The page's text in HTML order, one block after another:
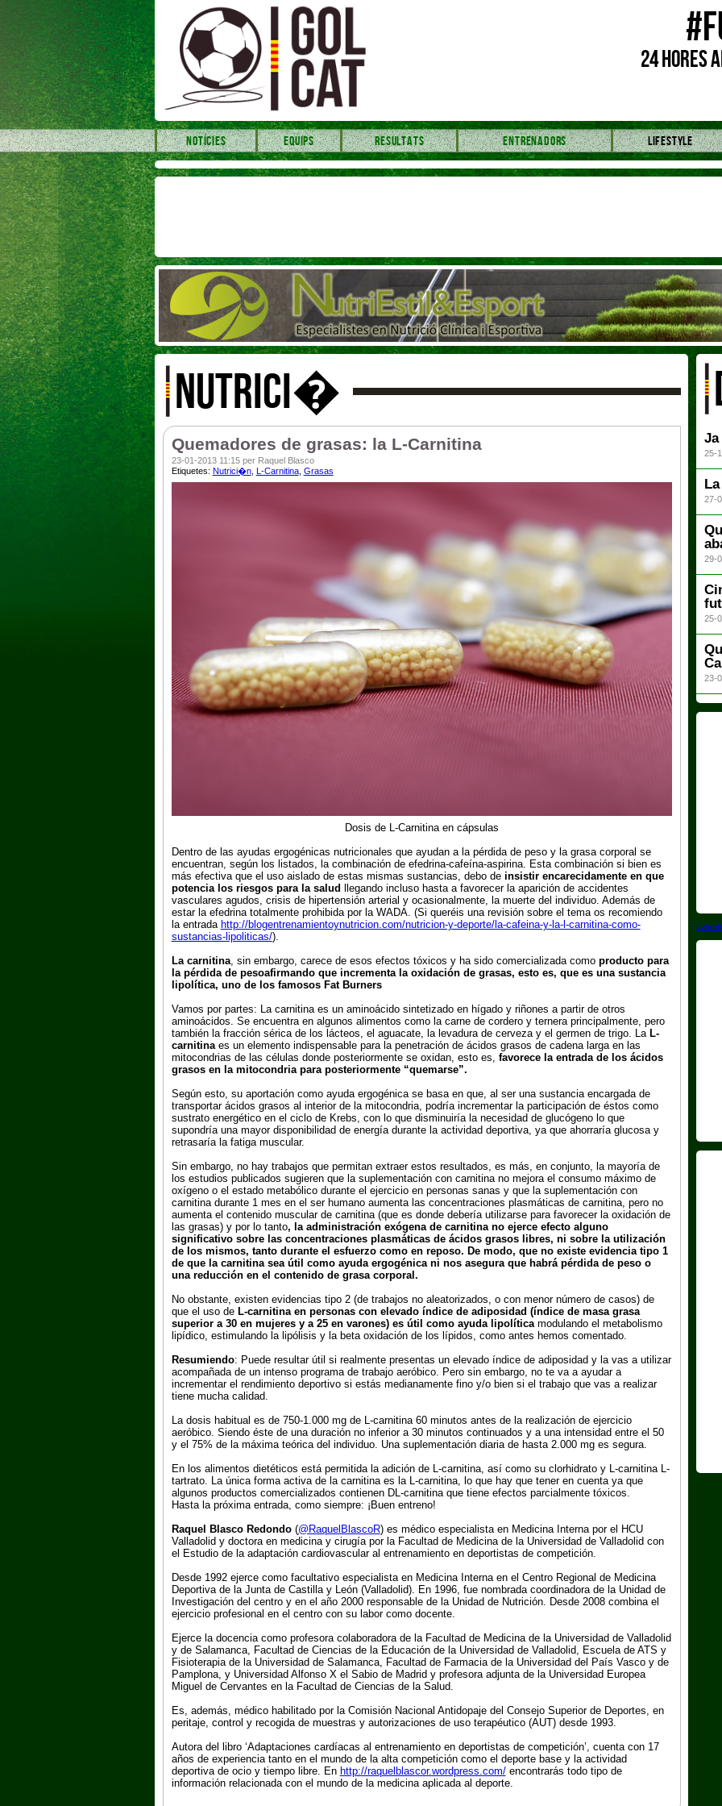
24 HORES
NOTÍCIES EQUIPS RESULTATS ENTRENADORS LIFESTYLE
NUTRICI�
Quemadores de grasas: la L-Carnitina
23-01-2013 11:15 per Raquel Blasco
Etiquetes: Nutrici�n, L-Carnitina, Grasas
Dosis de L-Carnitina en cápsulas
Dentro de las ayudas ergogénicas nutricionales que ayudan a la pérdida de peso y la grasa corporal se
encuentran, según los listados, la combinación de efedrina-cafeína-aspirina. Esta combinación si bien es
más efectiva que el uso aislado de estas mismas sustancias, debo de insistir encarecidamente en que
potencia los riesgos para la salud llegando incluso hasta a favorecer la aparición de accidentes
vasculares agudos, crisis de hipertensión arterial y ocasionalmente, la muerte del individuo. Además de
estar la efedrina totalmente prohibida por la WADA. (Si queréis una revisión sobre el tema os recomiendo
la entrada http://blogentrenamientoynutricion.com/nutricion-y-deporte/la-cafeina-y-la-l-carnitina-como-
sustancias-lipoliticas/).
La carnitina, sin embargo, carece de esos efectos tóxicos y ha sido comercializada como producto para
la pérdida de pesoafirmando que incrementa la oxidación de grasas, esto es, que es una sustancia
lipolítica, uno de los famosos Fat Burners
Vamos por partes: La carnitina es un aminoácido sintetizado en hígado y riñones a partir de otros
aminoácidos. Se encuentra en algunos alimentos como la carne de cordero y ternera principalmente, pero
también la fracción sérica de los lácteos, el aguacate, la levadura de cerveza y el germen de trigo. La L-
carnitinaes un elemento indispensable para la penetración de ácidos grasos de cadena larga en las
mitocondrias de las células donde posteriormente se oxidan, esto es, favorece la entrada de los ácidos
grasos en la mitocondria para posteriormente “quemarse”.
Según esto, su aportación como ayuda ergogénica se basa en que, al ser una sustancia encargada de
transportar ácidos grasos al interior de la mitocondria, podría incrementar la participación de éstos como
sustrato energético en el ciclo de Krebs, con lo que disminuiría la necesidad de glucógeno lo que
supondría una mayor disponibilidad de energía durante la actividad deportiva, ya que ahorraría glucosa y
retrasaría la fatiga muscular.
Sin embargo, no hay trabajos que permitan extraer estos resultados, es más, en conjunto, la mayoría de
los estudios publicados sugieren que la suplementación con carnitina no mejora el consumo máximo de
oxígeno o el estado metabólico durante el ejercicio en personas sanas y que la suplementación con
carnitina durante 1 mes en el ser humano aumenta las concentraciones plasmáticas de carnitina, pero no
aumenta el contenido muscular de carnitina (que es donde debería utilizarse para favorecer la oxidación de
las grasas) y por lo tanto, la administración exógena de carnitina no ejerce efecto alguno
significativo sobre las concentraciones plasmáticas de ácidos grasos libres, ni sobre la utilización
de los mismos, tanto durante el esfuerzo como en reposo. De modo, que no existe evidencia tipo 1
de que la carnitina sea útil como ayuda ergogénica ni nos asegura que habrá pérdida de peso o
una reducción en el contenido de grasa corporal.
No obstante, existen evidencias tipo 2 (de trabajos no aleatorizados, o con menor número de casos) de
que el uso de L-carnitina en personas con elevado índice de adiposidad (índice de masa grasa
superior a 30 en mujeres y a 25 en varones) es útil como ayuda lipolítica modulando el metabolismo
lipídico, estimulando la lipólisis y la beta oxidación de los lípidos, como antes hemos comentado.
Resumiendo: Puede resultar útil si realmente presentas un elevado índice de adiposidad y la vas a utilizar
acompañada de un intenso programa de trabajo aeróbico. Pero sin embargo, no te va a ayudar a
incrementar el rendimiento deportivo si estás medianamente fino y/o bien si el trabajo que vas a realizar
tiene mucha calidad.
La dosis habitual es de 750-1.000 mg de L-carnitina 60 minutos antes de la realización de ejercicio
aeróbico. Siendo éste de una duración no inferior a 30 minutos continuados y a una intensidad entre el 50
y el 75% de la máxima teórica del individuo. Una suplementación diaria de hasta 2.000 mg es segura.
En los alimentos dietéticos está permitida la adición de L-carnitina, así como su clorhidrato y L-carnitina L-
tartrato. La única forma activa de la carnitina es la L-carnitina, lo que hay que tener en cuenta ya que
algunos productos comercializados contienen DL-carnitina que tiene efectos parcialmente tóxicos.
Hasta la próxima entrada, como siempre: ¡Buen entreno!
Raquel Blasco Redondo(@RaquelBlascoR) es médico especialista en Medicina Interna por el HCU
Valladolid y doctora en medicina y cirugía por la Facultad de Medicina de la Universidad de Valladolid con
el Estudio de la adaptación cardiovascular al entrenamiento en deportistas de competición.
Desde 1992 ejerce como facultativo especialista en Medicina Interna en el Centro Regional de Medicina
Deportiva de la Junta de Castilla y León (Valladolid). En 1996, fue nombrada coordinadora de la Unidad de
Investigación del centro y en el año 2000 responsable de la Unidad de Nutrición. Desde 2008 combina el
ejercicio profesional en el centro con su labor como docente.
Ejerce la docencia como profesora colaboradora de la Facultad de Medicina de la Universidad de Valladolid
y de Salamanca, Facultad de Ciencias de la Educación de la Universidad de Valladolid, Escuela de ATS y
Fisioterapia de la Universidad de Salamanca, Facultad de Farmacia de la Universidad del País Vasco y de
Pamplona, y Universidad Alfonso X el Sabio de Madrid y profesora adjunta de la Universidad Europea
Miguel de Cervantes en la Facultad de Ciencias de la Salud.
Es, además, médico habilitado por la Comisión Nacional Antidopaje del Consejo Superior de Deportes, en
peritaje, control y recogida de muestras y autorizaciones de uso terapéutico (AUT) desde 1993.
Autora del libro ‘Adaptaciones cardíacas al entrenamiento en deportistas de competición’, cuenta con 17
años de experiencia tanto en el mundo de la alta competición como el deporte base y la actividad
deportiva de ocio y tiempo libre. En http://raquelblascor.wordpress.com/encontrarás todo tipo de
información relacionada con el mundo de la medicina aplicada al deporte.
25-
27-
29-
25-
23-